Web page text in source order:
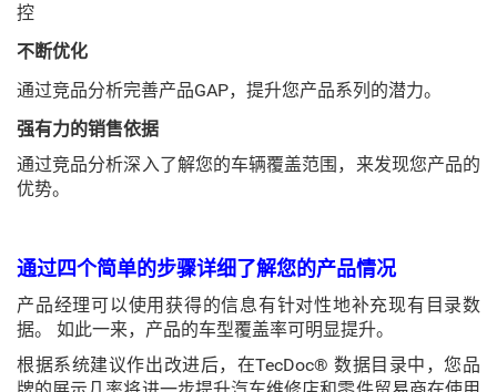
控
不断优化
通过竞品分析完善产品GAP，提升您产品系列的潜力。
强有力的销售依据
通过竞品分析深入了解您的车辆覆盖范围，来发现您产品的
优势。
通过四个简单的步骤详细了解您的产品情况
产品经理可以使用获得的信息有针对性地补充现有目录数
据。 如此一来，产品的车型覆盖率可明显提升。
根据系统建议作出改进后，在TecDoc® 数据目录中，您品